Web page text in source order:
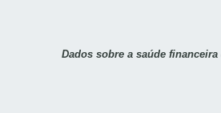
Dados sobre a saúde